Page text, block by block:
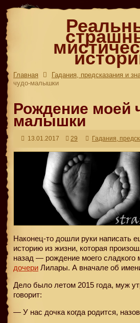
Главная Гадания, предсказания и
чудо-малышки
Рождение моей
малышки
13.01.2017 29 Гадания,
Наконец-то дошли руки написать
историю из жизни, которая
назад — рождение моего сладкого
дочери Лилары. А вначале об
Дело было летом 2015 года, муж
говорит:
— У нас дочка когда родится,